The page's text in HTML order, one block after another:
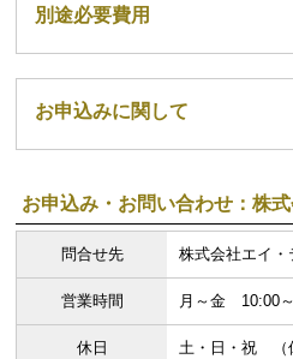
別途必要費用
お申込みに関して
お申込み・お問い合わせ：株
問合せ先 株式会社エイ
営業時間 月～金 10:00
休日 土・日・祝 （